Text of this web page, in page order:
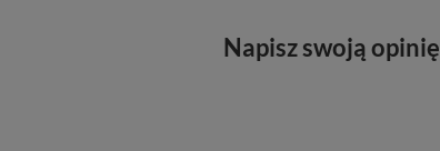
Napisz swoją opinię